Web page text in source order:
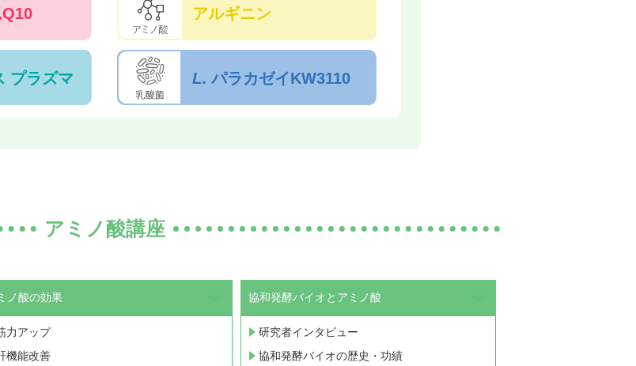
アルギニン
プラズマ L. パラカゼイKW3110
アミノ酸講座
ノ酸の効果
力アップ
機能改善
協和発酵バイオとアミノ酸
研究者インタビュー
協和発酵バイオの歴史・功績